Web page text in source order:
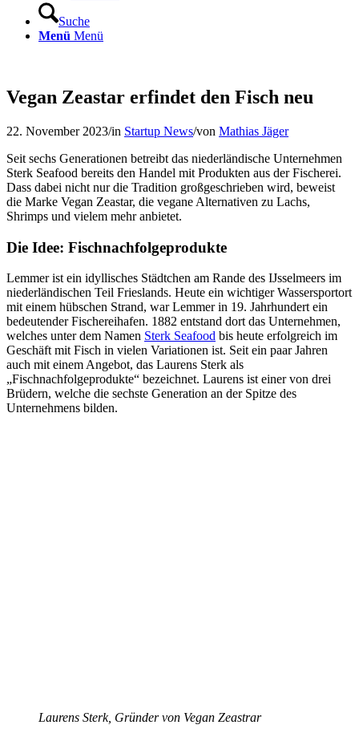
Suche
Menü Menü
Vegan Zeastar erfindet den Fisch neu
22. November 2023/in Startup News/von Mathias Jäger
Seit sechs Generationen betreibt das niederländische Unternehmen
Sterk Seafood bereits den Handel mit Produkten aus der Fischerei.
Dass dabei nicht nur die Tradition großgeschrieben wird, beweist
die Marke Vegan Zeastar, die vegane Alternativen zu Lachs,
Shrimps und vielem mehr anbietet.
Die Idee: Fischnachfolgeprodukte
Lemmer ist ein idyllisches Städtchen am Rande des IJsselmeers im
niederländischen Teil Frieslands. Heute ein wichtiger Wassersportort
mit einem hübschen Strand, war Lemmer in 19. Jahrhundert ein
bedeutender Fischereihafen. 1882 entstand dort das Unternehmen,
welches unter dem Namen Sterk Seafood bis heute erfolgreich im
Geschäft mit Fisch in vielen Variationen ist. Seit ein paar Jahren
auch mit einem Angebot, das Laurens Sterk als
„Fischnachfolgeprodukte“ bezeichnet. Laurens ist einer von drei
Brüdern, welche die sechste Generation an der Spitze des
Unternehmens bilden.
Laurens Sterk, Gründer von Vegan Zeastrar